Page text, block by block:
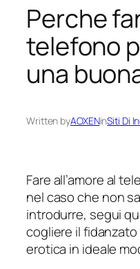
Perche
telefono
una
Written byAOXENinSiti Di
Fare all’amore al
nel caso che non
introdurre, segui
cogliere il
erotica in ideale